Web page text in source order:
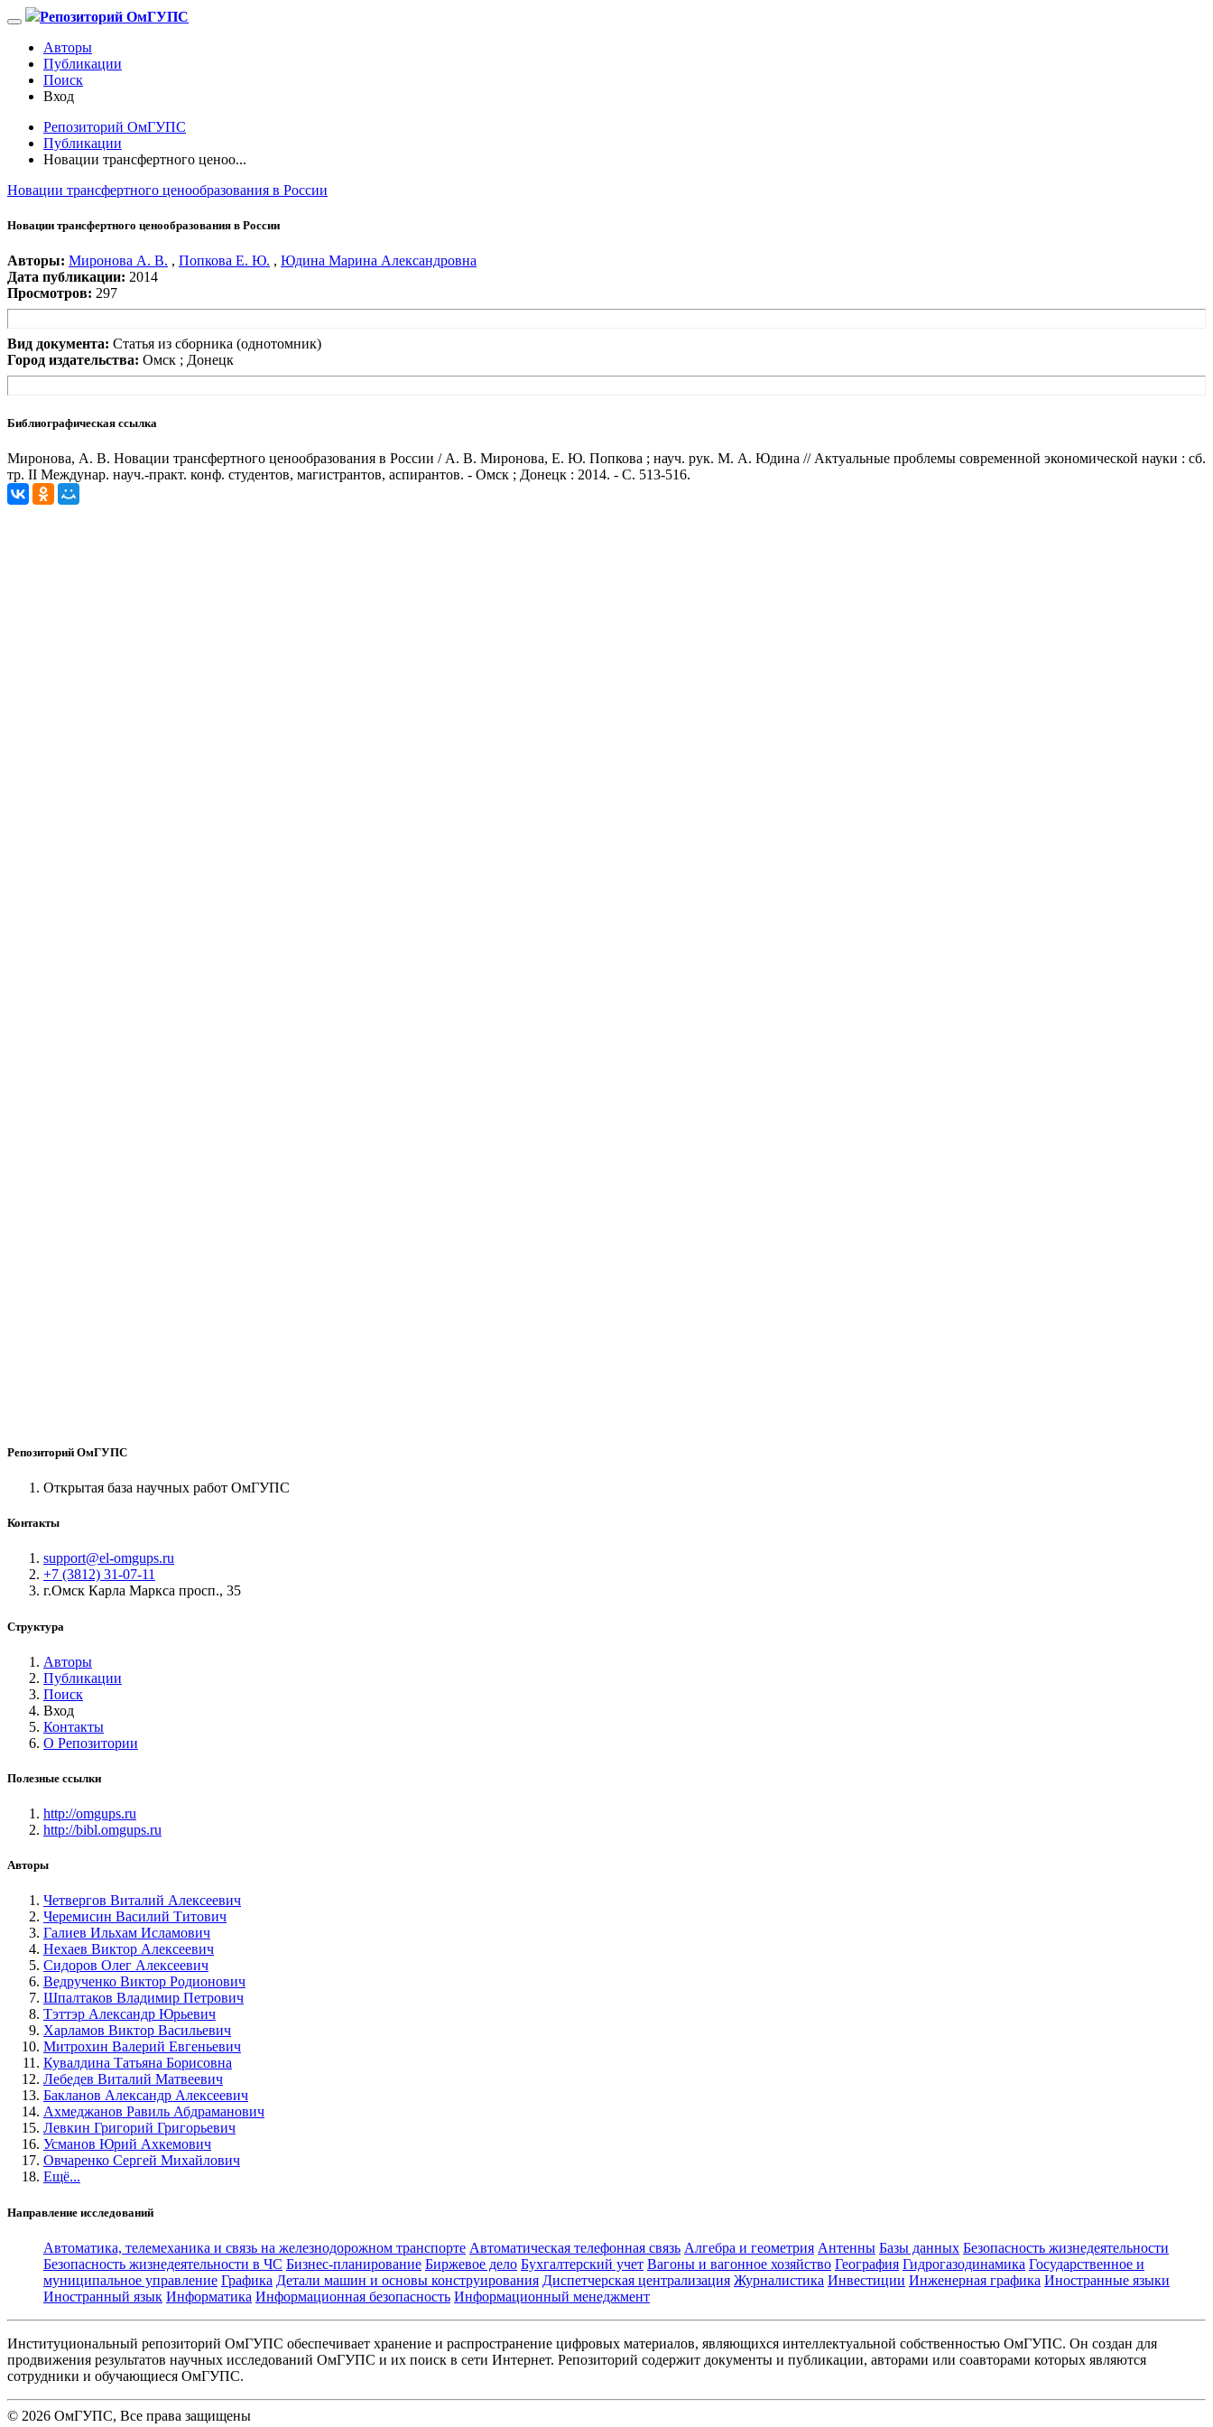
Репозиторий ОмГУПС
Авторы
Публикации
Поиск
Вход
Репозиторий ОмГУПС
Публикации
Новации трансфертного ценоо...
Новации трансфертного ценообразования в России
Новации трансфертного ценообразования в России
Авторы: Миронова А. В. , Попкова Е. Ю. , Юдина Марина Александровна
Дата публикации: 2014
Просмотров: 297
Вид документа: Статья из сборника (однотомник)
Город издательства: Омск ; Донецк
Библиографическая ссылка
Миронова, А. В. Новации трансфертного ценообразования в России / А. В. Миронова, Е. Ю. Попкова ; науч. рук. М. А. Юдина // Актуальные проблемы современной экономической науки : сб.
тр. II Междунар. науч.-практ. конф. студентов, магистрантов, аспирантов. - Омск ; Донецк : 2014. - С. 513-516.
Репозиторий ОмГУПС
Открытая база научных работ ОмГУПС
Контакты
support@el-omgups.ru
+7 (3812) 31-07-11
г.Омск Карла Маркса просп., 35
Структура
Авторы
Публикации
Поиск
Вход
Контакты
О Репозитории
Полезные ссылки
http://omgups.ru
http://bibl.omgups.ru
Авторы
Четвергов Виталий Алексеевич
Черемисин Василий Титович
Галиев Ильхам Исламович
Нехаев Виктор Алексеевич
Сидоров Олег Алексеевич
Ведрученко Виктор Родионович
Шпалтаков Владимир Петрович
Тэттэр Александр Юрьевич
Харламов Виктор Васильевич
Митрохин Валерий Евгеньевич
Кувалдина Татьяна Борисовна
Лебедев Виталий Матвеевич
Бакланов Александр Алексеевич
Ахмеджанов Равиль Абдраманович
Левкин Григорий Григорьевич
Усманов Юрий Ахкемович
Овчаренко Сергей Михайлович
Ещё...
Направление исследований
Автоматика, телемеханика и связь на железнодорожном транспорте Автоматическая телефонная связь Алгебра и геометрия Антенны Базы данных Безопасность жизнедеятельности
Безопасность жизнедеятельности в ЧС Бизнес-планирование Биржевое дело Бухгалтерский учет Вагоны и вагонное хозяйство География Гидрогазодинамика Государственное и
муниципальное управление Графика Детали машин и основы конструирования Диспетчерская централизация Журналистика Инвестиции Инженерная графика Иностранные языки
Иностранный язык Информатика Информационная безопасность Информационный менеджмент
Институциональный репозиторий ОмГУПС обеспечивает хранение и распространение цифровых материалов, являющихся интеллектуальной собственностью ОмГУПС. Он создан для
продвижения результатов научных исследований ОмГУПС и их поиск в сети Интернет. Репозиторий содержит документы и публикации, авторами или соавторами которых являются
сотрудники и обучающиеся ОмГУПС.
© 2026 ОмГУПС, Все права защищены